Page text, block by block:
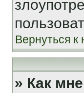
Вернуться к
» Как